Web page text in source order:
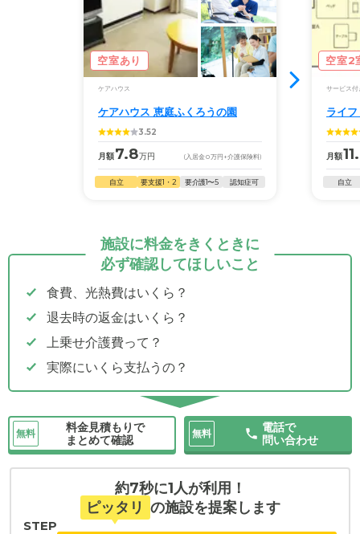
外観: JR室蘭本線「糸井駅」から徒歩20分、最寄りのバス停か
らは徒歩3分の場所に位置。海に近く潮風が感じられるグルー
プホームです。
空室あり
ケアハウス
ケアハウス 恵庭ふくろうの園
3.52
月額7.8万円 (入居金0万円 +介護保険料)
自立 要支援1・2 要介護1〜5 認知症可
空室2
サービス付
ライ
月額
自立
施設に料金をきくときに
必ず確認してほしいこと
食費、光熱費はいくら？
退去時の返金はいくら？
上乗せ介護費って？
実際にいくら支払うの？
無料
料金見積もりで
まとめて確認
無料
電話で
問い合わせ
約7秒に1人が利用！
ピッタリ の施設を提案します
STEP